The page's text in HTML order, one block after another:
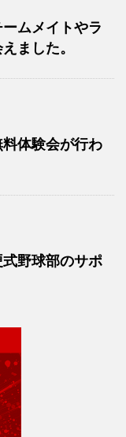
ムメイトやラ
ました。
体験会が行わ
野球部のサポ